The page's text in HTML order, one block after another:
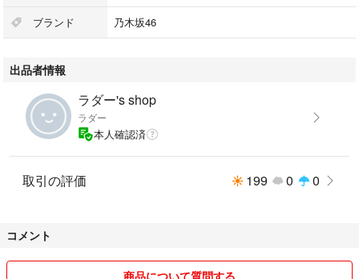
ブランド 乃木坂46
出品者情報
ラダー's shop
ラダー
本人確認済
取引の評価 199 0 0
コメント